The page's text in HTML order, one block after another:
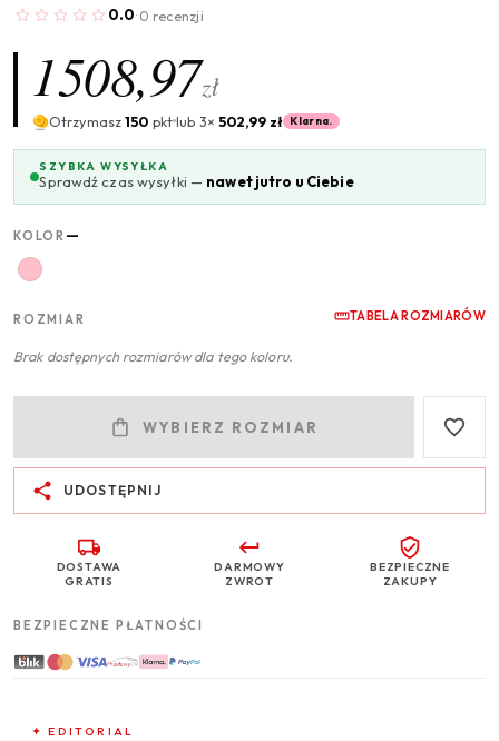
0.0· 0 recenzji
1508,97zł
Otrzymasz150 pktlub 3× 502,99 zł Klarna.
SZYBKA WYSYŁKA
Sprawdź czas wysyłki — nawet jutro u Ciebie
KOLOR —
ROZMIAR TABELA ROZMIARÓW
Brak dostępnych rozmiarów dla tego koloru.
WYBIERZ ROZMIAR
UDOSTĘPNIJ
DOSTAWA
GRATIS
DARMOWY
ZWROT
BEZPIECZNE
ZAKUPY
BEZPIECZNE PŁATNOŚCI
✦ EDITORIAL